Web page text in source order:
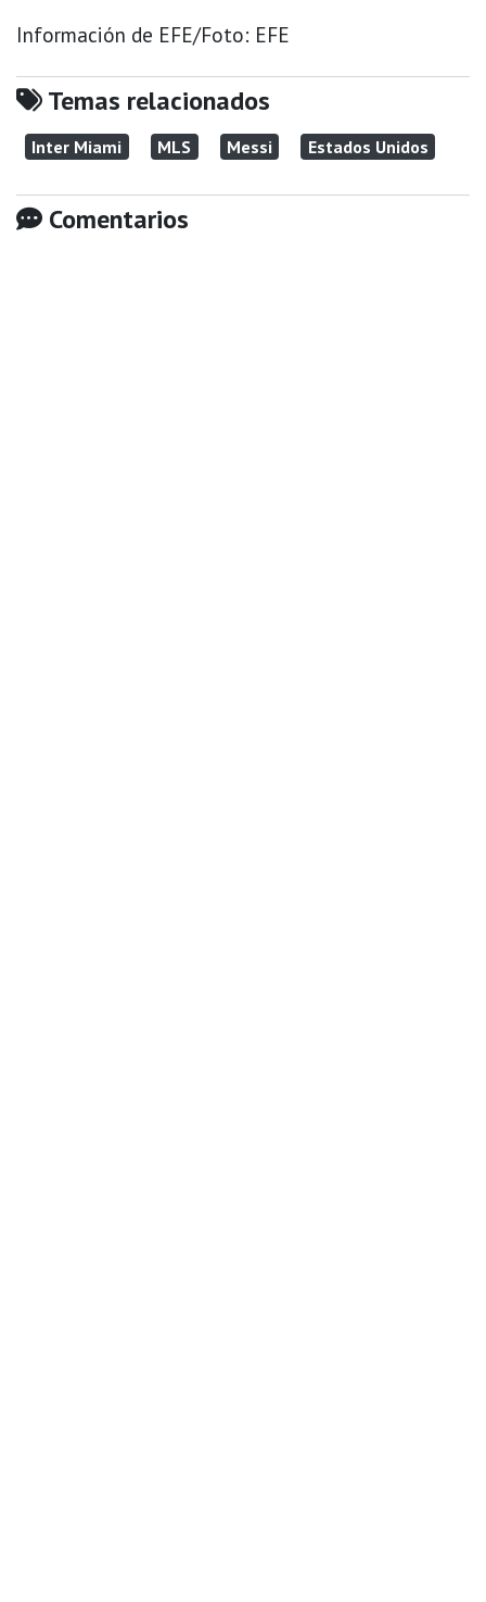
Información de EFE/Foto: EFE
Temas relacionados
Inter Miami MLS Messi Estados Unidos
Comentarios